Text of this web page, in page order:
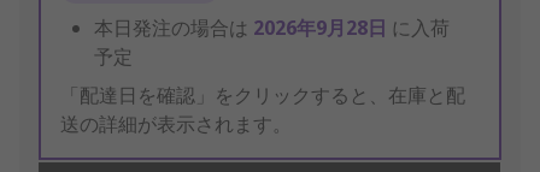
本日発注の場合は 2026年9月28日 に入荷
予定
「配達日を確認」をクリックすると、在庫と配
送の詳細が表示されます。